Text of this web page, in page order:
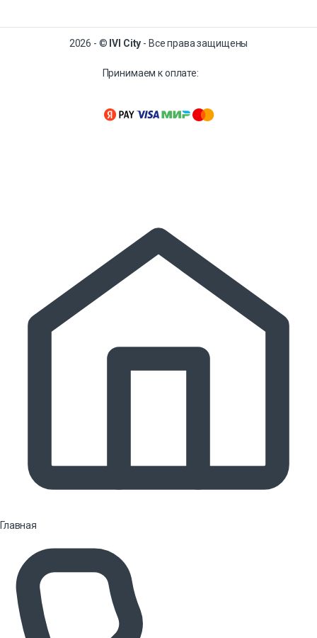
2026 - © IVI City - Все права защищены
Принимаем к оплате:
Главная